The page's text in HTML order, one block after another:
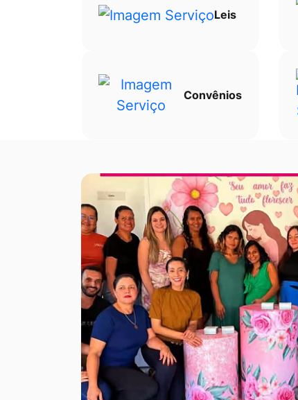
Leis
Convênios